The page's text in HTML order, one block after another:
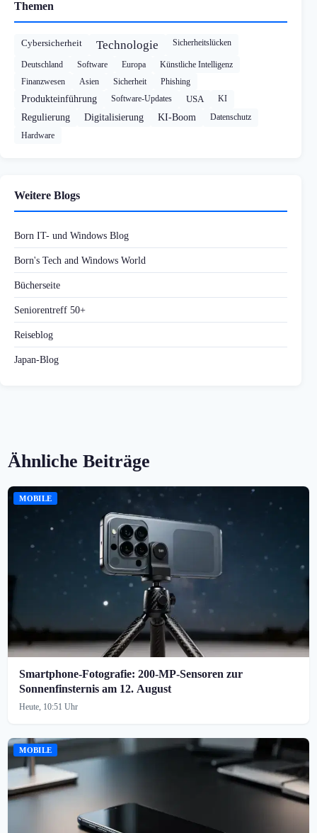
Themen
Cybersicherheit Technologie Sicherheitslücken
Deutschland Software Europa
Künstliche Intelligenz
Finanzwesen
Asien Sicherheit Phishing
Produkteinführung Software-Updates USA KI
Regulierung Digitalisierung KI-Boom
Datenschutz
Hardware
Weitere Blogs
Born IT- und Windows Blog
Born's Tech and Windows World
Bücherseite
Seniorentreff 50+
Reiseblog
Japan-Blog
Ähnliche Beiträge
MOBILE
Smartphone-Fotografie: 200-MP-Sensoren zur
Sonnenfinsternis am 12. August
Heute, 10:51 Uhr
MOBILE